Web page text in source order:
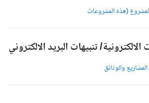
(هذه المشروعات
تنبيهات البريد الالكتروني
والوثائق